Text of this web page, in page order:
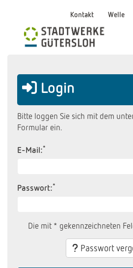
Kontakt Welle
Login
Bitte loggen Sie sich mit dem
Formular ein.
E-Mail:*
Passwort:*
Die mit * gekennzeichneten
Passwort